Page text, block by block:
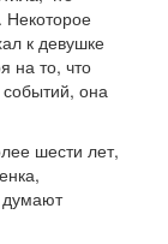
Некоторое
к девушке
на то, что
она
шести лет,
думают